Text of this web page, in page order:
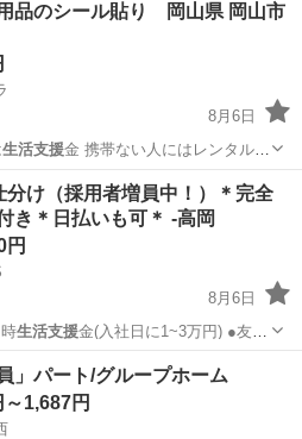
用品のシール貼り 岡山県 岡山市
8月6日
生活支援金 携帯ない人にはレンタル
タッフ
分け（採用者増員中！）＊完全
き＊日払いも可＊ -高岡
円
8月6日
生活支援金(入社日に1~3万円) ●友
倉庫 個室
」パート/グループホーム
1,687円